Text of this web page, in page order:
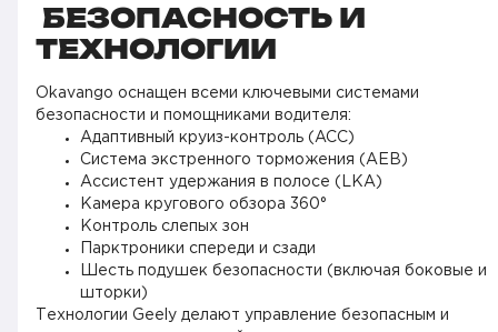
БЕЗОПАСНОСТЬ И
ТЕХНОЛОГИИ
Okavango оснащен всеми ключевыми системами
безопасности и помощниками водителя:
Адаптивный круиз-контроль (ACC)
Система экстренного торможения (AEB)
Ассистент удержания в полосе (LKA)
Камера кругового обзора 360°
Контроль слепых зон
Парктроники спереди и сзади
Шесть подушек безопасности (включая боковые и
шторки)
Технологии Geely делают управление безопасным и